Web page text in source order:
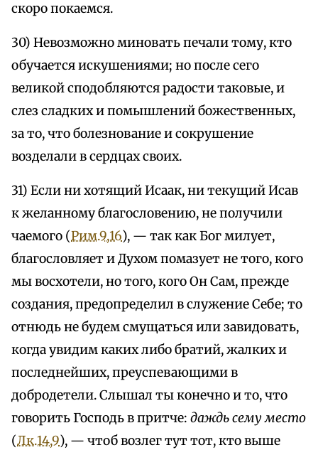
скоро покаемся.
30) Невозможно миновать печали тому, кто
обучается искушениями; но после сего
великой сподобляются радости таковые, и
слез сладких и помышлений божественных,
за то, что болезнование и сокрушение
возделали в сердцах своих.
31) Если ни хотящий Исаак, ни текущий Исав
к желанному благословению, не получили
чаемого (Рим.9,16), — так как Бог милует,
благословляет и Духом помазует не того, кого
мы восхотели, но того, кого Он Сам, прежде
создания, предопределил в служение Себе; то
отнюдь не будем смущаться или завидовать,
когда увидим каких либо братий, жалких и
последнейших, преуспевающими в
добродетели. Слышал ты конечно и то, что
говорить Господь в притче: даждь сему место
(Лк.14,9), — чтоб возлег тут тот, кто выше